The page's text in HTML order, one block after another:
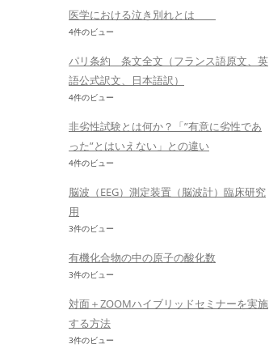
医学における泣き別れとは
4件のビュー
パリ条約 条文全文（フランス語原文、英
語公式訳文、日本語訳）
4件のビュー
非劣性試験とは何か？「”有意に劣性であ
った”とはいえない」との違い
4件のビュー
脳波（EEG）測定装置（脳波計）臨床研究
用
3件のビュー
有機化合物の中の原子の酸化数
3件のビュー
対面＋ZOOMハイブリッドセミナーを実施
する方法
3件のビュー